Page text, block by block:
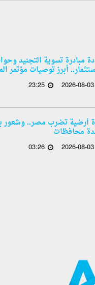
مبادرة تسوية التجنيد
أبرز توصيات مؤتمر
2026-08-03
23:25
أرضية تضرب مصر.. وشعور
محافظات
2026-08-03
03:26